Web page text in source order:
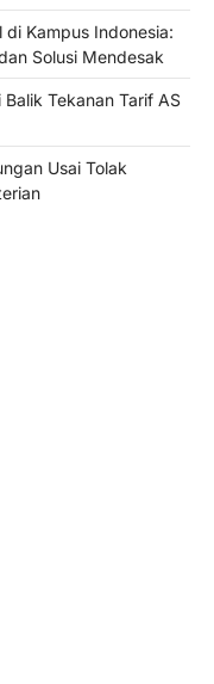
di Kampus Indonesia:
Solusi Mendesak
Tekanan Tarif AS
Usai Tolak